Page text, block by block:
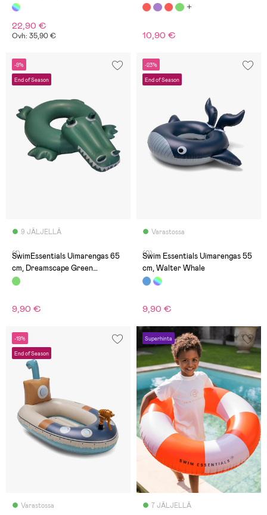
22,90 €
Ovh: 35,90 € 10,90 €
-9%
End of Season
9 JÄLJELLÄ
(1)
SwimEssentials Uimarengas 65
cm, Dreamscape Green
Crocodile
9,90 €
-23%
End of Season
Varastossa
(0)
Swim Essentials Uimarengas 55
cm, Walter Whale
9,90 €
-19%
End of Season
Varastossa
Superhinta
7 JÄLJELLÄ